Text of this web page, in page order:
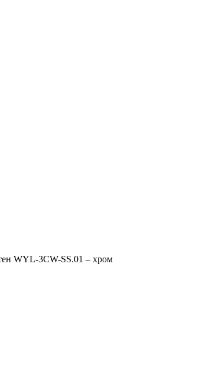
WYL-3CW-SS.01 – хром